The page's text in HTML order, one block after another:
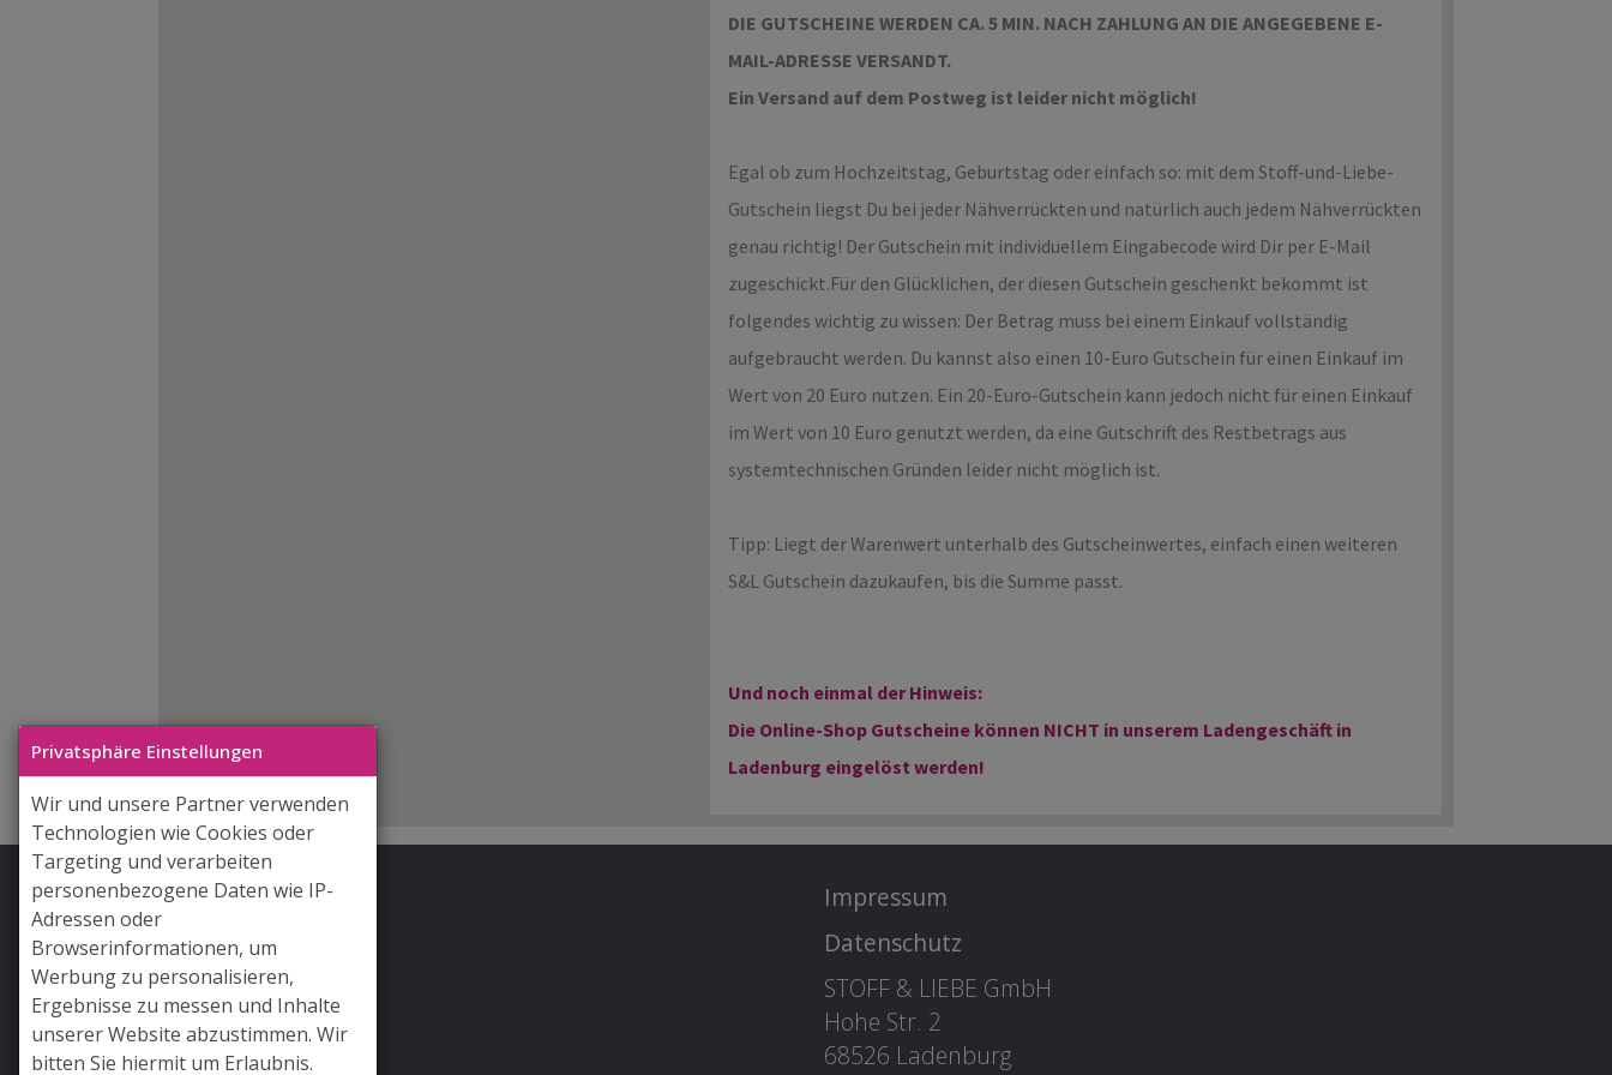
Privatsphäre Einstellungen
Wir und unsere Partner verwenden
Technologien wie Cookies oder
Targeting und verarbeiten
personenbezogene Daten wie IP-
Adressen oder
Browserinformationen, um
Werbung zu personalisieren,
Ergebnisse zu messen und Inhalte
unserer Website abzustimmen. Wir
bitten Sie hiermit um Erlaubnis.
DIE GUTSCHEINE WERDEN CA. 5 MIN. NACH ZAHLUNG AN DIE ANGEGEBENE E-
MAIL-ADRESSE VERSANDT.
Ein Versand auf dem Postweg ist leider nicht möglich!
Egal ob zum Hochzeitstag, Geburtstag oder einfach so: mit dem Stoff-und-Liebe-
Gutschein liegst Du bei jeder Nähverrückten und natürlich auch jedem Nähverrückten
genau richtig! Der Gutschein mit individuellem Eingabecode wird Dir per E-Mail
zugeschickt.Für den Glücklichen, der diesen Gutschein geschenkt bekommt ist
folgendes wichtig zu wissen: Der Betrag muss bei einem Einkauf vollständig
aufgebraucht werden. Du kannst also einen 10-Euro Gutschein für einen Einkauf im
Wert von 20 Euro nutzen. Ein 20-Euro-Gutschein kann jedoch nicht für einen Einkauf
im Wert von 10 Euro genutzt werden, da eine Gutschrift des Restbetrags aus
systemtechnischen Gründen leider nicht möglich ist.
Tipp: Liegt der Warenwert unterhalb des Gutscheinwertes, einfach einen weiteren
S&L Gutschein dazukaufen, bis die Summe passt.
Und noch einmal der Hinweis:
Die Online-Shop Gutscheine können NICHT in unserem Ladengeschäft in
Ladenburg eingelöst werden!
Stoff & Liebe App
Hilfe / FAQ
Versand
Widerrufsrecht
Impressum
Datenschutz
STOFF & LIEBE GmbH
Hohe Str. 2
68526 Ladenburg